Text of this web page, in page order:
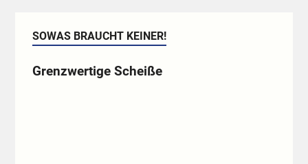
SOWAS BRAUCHT KEINER!
Grenzwertige Scheiße